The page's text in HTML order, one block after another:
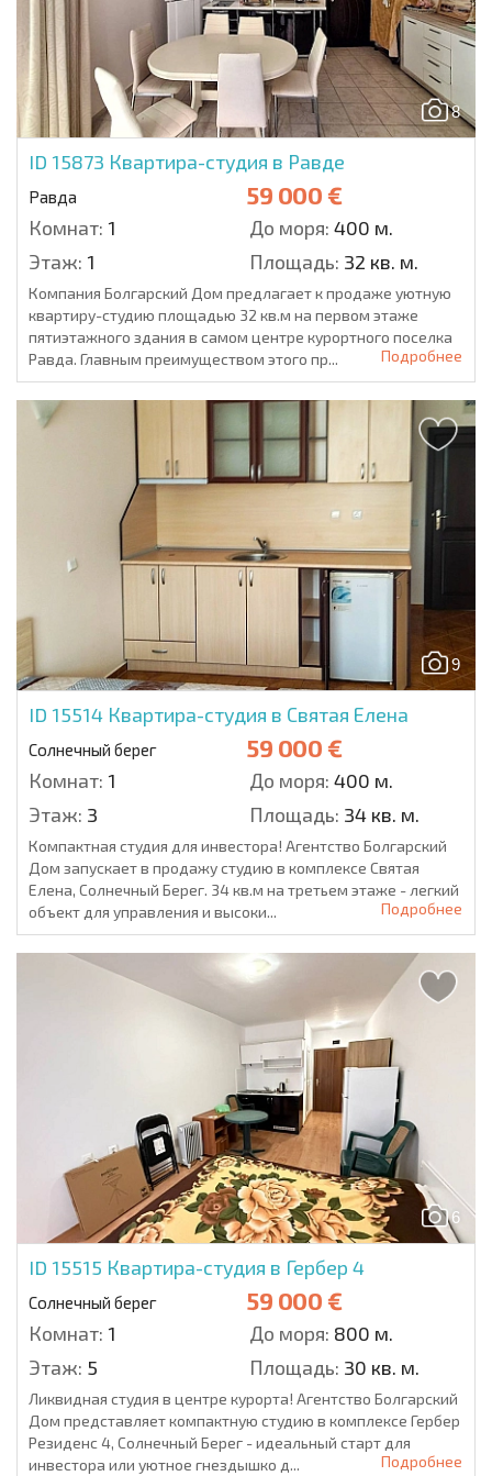
8
ID 15873 Квартира-студия в Равде
Равда 59 000 €
Комнат: 1 До моря: 400 м.
Этаж: 1 Площадь: 32 кв. м.
Компания Болгарский Дом предлагает к продаже уютную
квартиру-студию площадью 32 кв.м на первом этаже
пятиэтажного здания в самом центре курортного поселка
Равда. Главным преимуществом этого пр...
Подробнее
9
ID 15514 Квартира-студия в Святая Елена
Солнечный берег 59 000 €
Комнат: 1 До моря: 400 м.
Этаж: 3 Площадь: 34 кв. м.
Компактная студия для инвестора! Агентство Болгарский
Дом запускает в продажу студию в комплексе Святая
Елена, Солнечный Берег. 34 кв.м на третьем этаже - легкий
объект для управления и высоки...
Подробнее
6
ID 15515 Квартира-студия в Гербер 4
Солнечный берег 59 000 €
Комнат: 1 До моря: 800 м.
Этаж: 5 Площадь: 30 кв. м.
Ликвидная студия в центре курорта! Агентство Болгарский
Дом представляет компактную студию в комплексе Гербер
Резиденс 4, Солнечный Берег - идеальный старт для
инвестора или уютное гнездышко д...
Подробнее